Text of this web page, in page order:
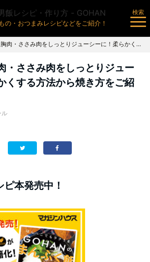
の・おつまみレシピなどをご紹介！
検索
鶏もも肉・胸肉・ささみ肉をしっとりジューシーに！柔らかくする方法から焼き方をご紹介
・ささみ肉をしっとりジュー
くする方法から焼き方をご紹
ル
本発売中！